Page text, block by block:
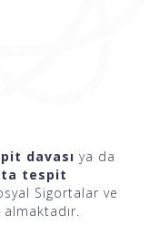
davası ya da
tespit
Sigortalar ve
almaktadır.